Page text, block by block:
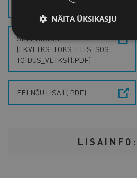
TOIDUS_VETKS) (.PDF)
SELETUSKIRI
(LKVETKS_LOKS_LTTS_SOS_
TOIDUS_VETKS) (.PDF)
EELNÕU LISA1 (.PDF)
LISAINFO:
NÄITA ÜKSIKASJU